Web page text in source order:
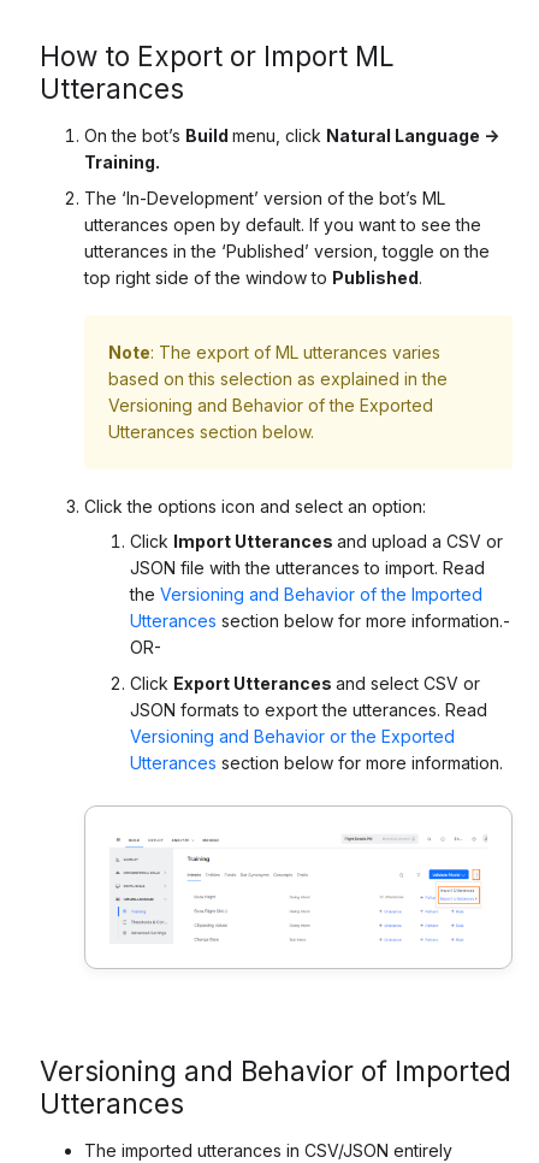
How to Export or Import ML
Utterances
On the bot’s Build menu, click Natural Language ->
Training.
The ‘In-Development’ version of the bot’s ML
utterances open by default. If you want to see the
utterances in the ‘Published’ version, toggle on the
top right side of the window to Published.
Note: The export of ML utterances varies
based on this selection as explained in the
Versioning and Behavior of the Exported
Utterances section below.
Click the options icon and select an option:
Click Import Utterances and upload a CSV or
JSON file with the utterances to import. Read
the Versioning and Behavior of the Imported
Utterances section below for more information.-
OR-
Click Export Utterances and select CSV or
JSON formats to export the utterances. Read
Versioning and Behavior or the Exported
Utterances section below for more information.
Versioning and Behavior of Imported
Utterances
The imported utterances in CSV/JSON entirely